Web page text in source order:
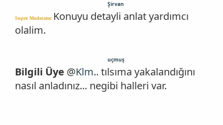
Şirvan
Super Moderator Konuyu detayli anlat yardımcı
olalim.
uçmuş
Bilgili Üye @Klm.. tılsıma yakalandığını
nasıl anladınız... negibi halleri var.